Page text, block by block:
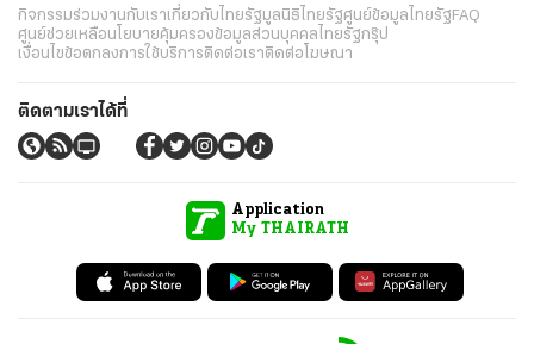
กิจกรรมร่วมงานกับเราเกี่ยวกับไทยรัฐมูลนิธิไทยรัฐศูนย์ข้อมูลไทยรัฐFAQ
ศูนย์ช่วยเหลือนโยบายคุ้มครองข้อมูลส่วนบุคคลไทยรัฐกรุ๊ป
เงื่อนไขข้อตกลงการใช้บริการติดต่อเราติดต่อโฆษณา
ติดตามเราได้ที่
Application
My THAIRATH